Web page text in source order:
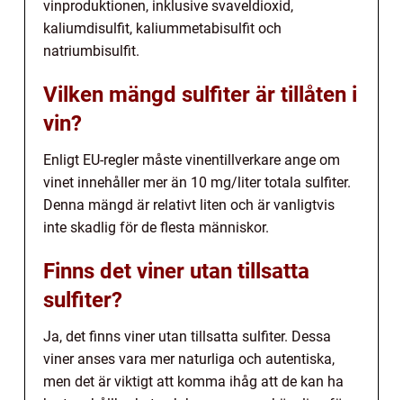
vinproduktionen, inklusive svaveldioxid,
kaliumdisulfit, kaliummetabisulfit och
natriumbisulfit.
Vilken mängd sulfiter är tillåten i
vin?
Enligt EU-regler måste vinentillverkare ange om
vinet innehåller mer än 10 mg/liter totala sulfiter.
Denna mängd är relativt liten och är vanligtvis
inte skadlig för de flesta människor.
Finns det viner utan tillsatta
sulfiter?
Ja, det finns viner utan tillsatta sulfiter. Dessa
viner anses vara mer naturliga och autentiska,
men det är viktigt att komma ihåg att de kan ha